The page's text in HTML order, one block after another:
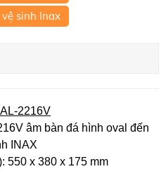
sinh Inax
2216V
âm bàn đá hình oval đến
INAX
550 x 380 x 175 mm